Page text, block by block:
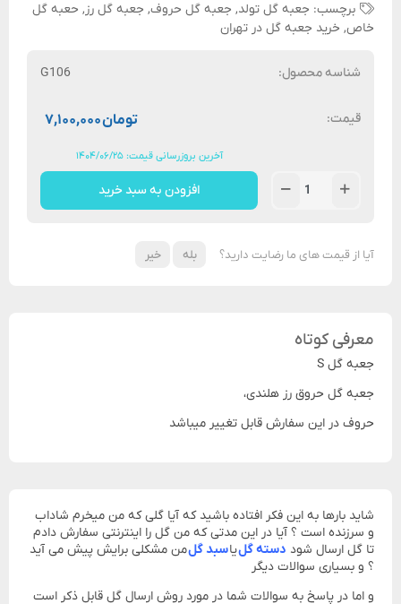
برچسب: جعبه گل تولد, جعبه گل حروف, جعبه گل رز, حعبه گل
خاص, خرید جعبه گل در تهران
شناسه محصول: G106
قیمت: ۷,۱۰۰,۰۰۰تومان
آخرین بروزرسانی قیمت: ۱۴۰۴/۰۶/۲۵
افزودن به سبد خرید
آیا از قیمت های ما رضایت دارید؟ بله خیر
معرفی کوتاه
جعبه گل S
جعبه گل حروق رز هلندی،
حروف در این سفارش قابل تغییر میباشد
شاید بارها به این فکر افتاده باشید که آیا گلی که من میخرم شاداب
و سرزنده است ؟ آیا در این مدتی که من گل را اینترنتی سفارش دادم
تا گل ارسال شود دسته گلیاسبد گلمن مشکلی برایش پیش می آید
؟ و بسیاری سوالات دیگر
و اما در پاسخ به سوالات شما در مورد روش ارسال گل قابل ذکر است